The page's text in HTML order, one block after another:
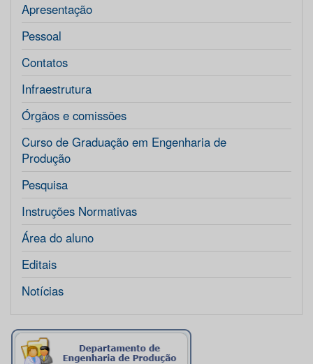
Apresentação
Pessoal
Contatos
Infraestrutura
Órgãos e comissões
Curso de Graduação em Engenharia de
Produção
Pesquisa
Instruções Normativas
Área do aluno
Editais
Notícias